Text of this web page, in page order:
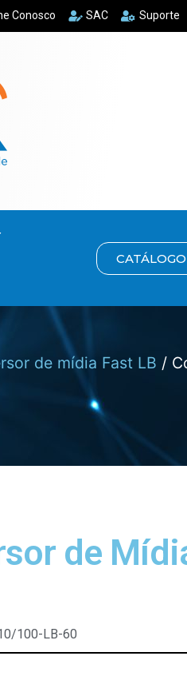
Conosco SAC Suporte
CATÁLOGO
de mídia Fast LB /
de
100-LB-60